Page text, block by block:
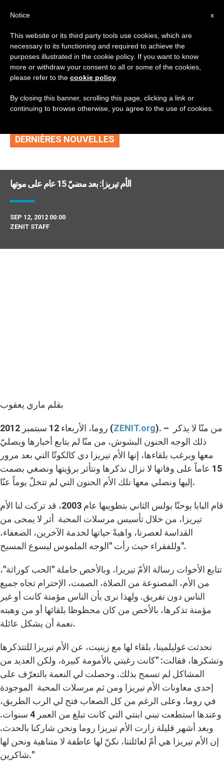
DAY
September 12th,
2012
DERNIÈRES NOUVELLES
الأم تيريزا: بعد مضيّ 15 عام على موتها
SEP 12, 2012 00:00
ZENIT STAFF
بقلم ماري يعقوب
روما، الأربعاء 12 سبتمبر 2012 (ZENIT.org). – من منّا لا يذكر
ذلك الوجه الحنون البشوش، من منّا لم يتابع أخبارها ويصليّ
معها ويرغب بلقاءها، إنها الأم تيريزا دي كالكوتّا التي بعد مرور
15 عاماً على وفاتها لا نزال نذكرها ونتأثر برؤيتها ونصغي بصمت
إليها ونصلي معها تلك الأم الحنون التي لم تتخلّ يوماً عنّا.
قام البابا يوحنّا بولس الثاني بتطويبها عام 2003، قد تركت لنا الأم
تيريزا، من خلال تأسيس مرسلات المحبة أثر لا يمحى من
القداسة لعصرنا، واهبةً حياتها لخدمة الآخرين، الضعفاء،
وللفقراء حيث رأت "الوجه الملموس ليسوع المسيح".
تتابع الأخوات رسالة الأمّ تيريزا، وبالأخص حاملة "الحب كوراثة"،
من الأم، المصنوعة من الصلاة، الصمت، الإحترام تجاه جميع
الناس دون تفريق. ولهذا نرى بأن الناس مؤمنة كانت أو غير
مؤمنة تذكرها، بالأخص من كان محظوظا بلقائها أو من وهبته
نعمة أن يشكل عائلة.
تحدثت غوليلمينا، بلقاء لها مع زينيت، عن الأم تيريزا للتتذكرها
وتشكرها، فقالت: "كانت رغبتي بالأمومة كبيرة، ولكن العديد من
المشاكل لم تسمح بذلك. وحصلت لي النعمة بالتعرّف على
إحدى معاونات الأم تيريزا ومن ثم مرسلات المحبة الموجودة
في روما. وعلى الرغم من كل الصعاب فتح لي الرب الطريق،
وعندها استطعت تبني ابنتي التي كانت تبلغ من العمر 4 سنوات.
وبعد أشهر قليلة زارت الأم تيريزا روما ونحن شاركنا بالحدث.
إن الأم تيريزا هي أمّ لعائلتنا، نكنّ لها عاطفة لا متناهية ونحن لها
شاكرين."
x
Notice
This website or its third party tools use cookies, which are
necessary to its functioning and required to achieve the
purposes illustrated in the cookie policy. If you want to know
more or withdraw your consent to all or some of the cookies,
please refer to the cookie policy
By closing this banner, scrolling this page, clicking a link or
continuing to browse otherwise, you agree to the use of cookies.